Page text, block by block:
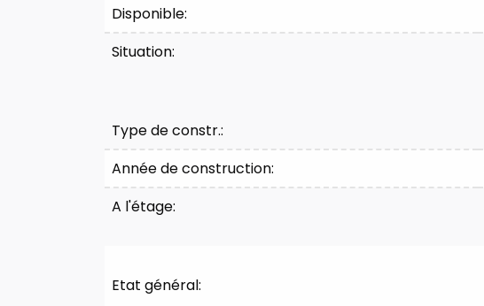
Disponible:
Situation:
Type de constr.:
Année de construction:
A l'étage:
Etat général: